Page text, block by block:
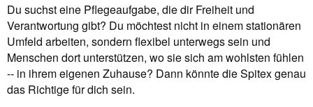
Du suchst eine Pflegeaufgabe, die dir Freiheit und
Verantwortung gibt? Du möchtest nicht in einem stationären
Umfeld arbeiten, sondern flexibel unterwegs sein und
Menschen dort unterstützen, wo sie sich am wohlsten fühlen
-- in ihrem eigenen Zuhause? Dann könnte die Spitex genau
das Richtige für dich sein.